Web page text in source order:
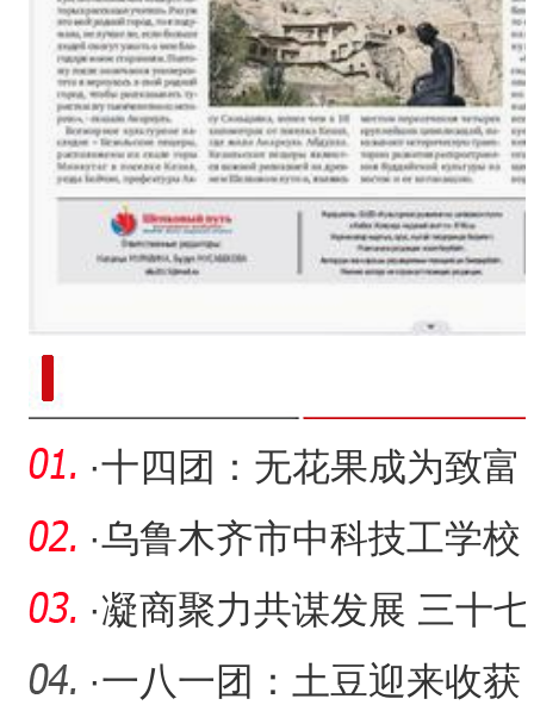
·十四团：无花果成为致富
的“幸福果”
·乌鲁木齐市中科技工学校
亚心校区落成并投入使用
·凝商聚力共谋发展 三十七
团商会成立！
·一八一团：土豆迎来收获